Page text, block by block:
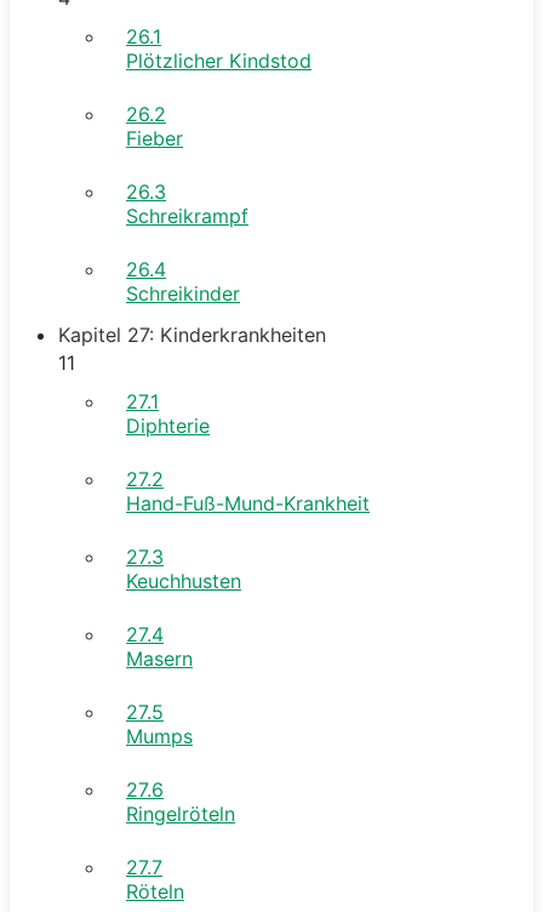
26.1
Plötzlicher Kindstod
26.2
Fieber
26.3
Schreikrampf
26.4
Schreikinder
Kapitel 27: Kinderkrankheiten
11
27.1
Diphterie
27.2
Hand-Fuß-Mund-Krankheit
27.3
Keuchhusten
27.4
Masern
27.5
Mumps
27.6
Ringelröteln
27.7
Röteln